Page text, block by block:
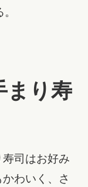
まり寿
司はお好み
わいく、さ